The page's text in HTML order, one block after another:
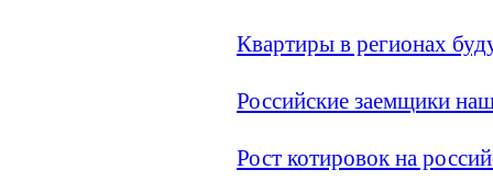
Квартиры в регионах
Российские заемщики
Рост котировок на